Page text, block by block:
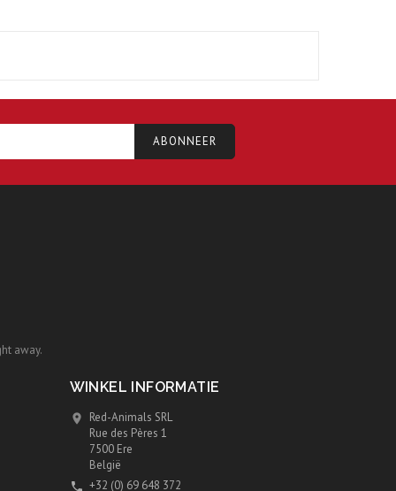
away.
WINKEL INFORMATIE

Red-Animals SRL
Rue des Pères 1
7500 Ere
België
 +32 (0) 69 648 372